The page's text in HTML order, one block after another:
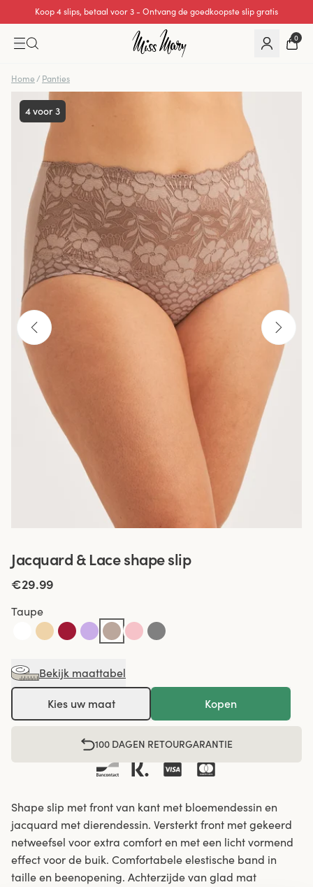
Koop 4 slips, betaal voor 3 - Ontvang de goedkoopste slip gratis
0
Home / Panties
4 voor 3
Jacquard & Lace shape slip
€29.99
Taupe
Bekijk maattabel
Kies uw maat Kopen
100 DAGEN RETOURGARANTIE
Shape slip met front van kant met bloemendessin en
jacquard met dierendessin. Versterkt front met gekeerd
netweefsel voor extra comfort en met een licht vormend
effect voor de buik. Comfortabele elestische band in
taille en beenopening. Achterzijde van glad mat